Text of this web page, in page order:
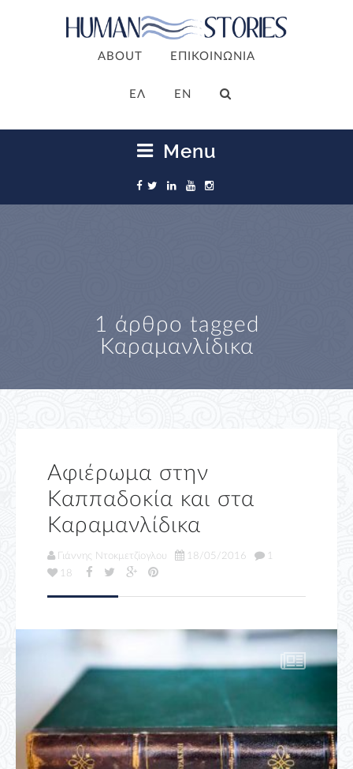
ABOUT ΕΠΙΚΟΙΝΩΝΙΑ
ΕΛ EN
Menu
1 άρθρο tagged
Καραμανλίδικα
Αφιέρωμα στην
Καππαδοκία και στα
Καραμανλίδικα
Γιάννης Ντοκμετζίογλου 18/05/2016
1
18